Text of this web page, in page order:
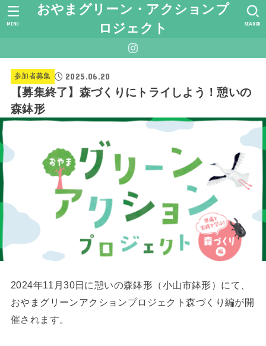
おやまグリーン・アクションプ
ロジェクト
SEARCH
MENU
参加者募集 2025.06.20
【募集終了】森づくりにトライしよう！憩いの
森鉢形
2024年11月30日に憩いの森鉢形（小山市鉢形）にて、
おやまグリーンアクションプロジェクト森づくり編が開
催されます。